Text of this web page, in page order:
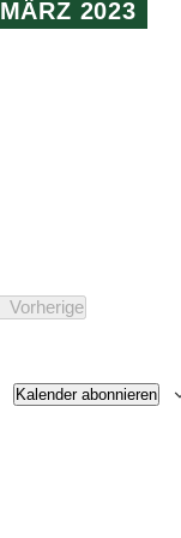
MÄRZ 2023
Vorherige
Veranstaltungen
Kalender abonnieren